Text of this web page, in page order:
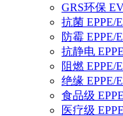
GRS环保
抗菌 EPPE/
防霉 EPPE/
抗静电
阻燃 EPPE/
绝缘 EPPE/
食品级
医疗级